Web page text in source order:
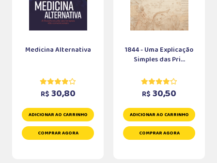
Medicina Alternativa
R$ 30,80
ADICIONAR AO CARRINHO
COMPRAR AGORA
1844 - Uma Explicação
Simples das Pri...
R$ 30,50
ADICIONAR AO CARRINHO
COMPRAR AGORA